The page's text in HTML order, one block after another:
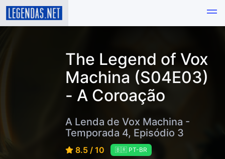
The Legend of Vox
Machina (S04E03)
- A Coroação
A Lenda de Vox Machina -
Temporada 4, Episódio 3
8.5 / 10 🇧🇷 PT-BR